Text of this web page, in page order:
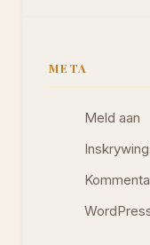
META
Meld aan